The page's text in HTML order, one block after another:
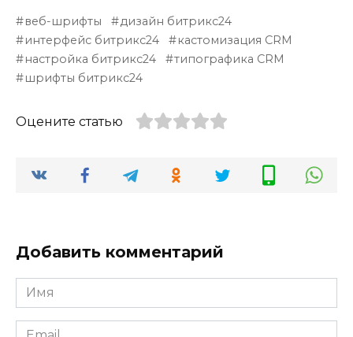
веб-шрифты
дизайн битрикс24
интерфейс битрикс24
кастомизация CRM
настройка битрикс24
типографика CRM
шрифты битрикс24
Оцените статью
Добавить комментарий
Имя
*
Email